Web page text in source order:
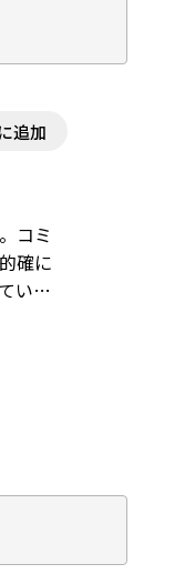
追加
コミ
確に
いま